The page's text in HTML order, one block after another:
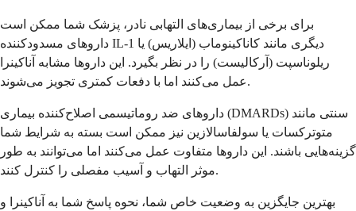
برای برخی از بیماری‌های التهابی نادر، پزشک شما ممکن است
داروهای مسدودکننده IL-1 دیگری مانند کاناکینوماب (ایلاریس) یا
ریلوناسپت (آرکالیست) را در نظر بگیرد. این داروها مشابه آناکینرا
عمل می‌کنند اما با دفعات کمتری تجویز می‌شوند.
داروهای ضد روماتیسمی اصلاح‌کننده بیماری (DMARDs) سنتی مانند
متوترکسات یا سولفاسالازین نیز ممکن است بسته به شرایط شما
گزینه‌هایی باشند. این داروها متفاوت عمل می‌کنند اما می‌توانند به طور
موثر التهاب و آسیب مفصلی را کنترل کنند.
بهترین جایگزین به وضعیت خاص شما، نحوه پاسخ شما به آناکینرا و